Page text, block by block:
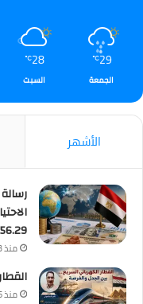
29
℃
الجمعة
28
℃
السبت
الأشهر
56.29 مليار دولار بنهاية يوليو
منذ 13 ساعة
منذ 6 أيام